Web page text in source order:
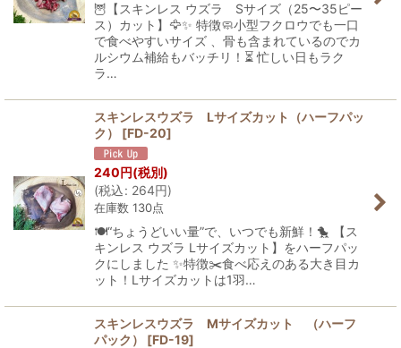
🦉【スキンレス ウズラ Sサイズ（25〜35ピー
ス）カット】🦅✨ 特徴🧼小型フクロウでも一口
で食べやすいサイズ 、骨も含まれているのでカ
ルシウム補給もバッチリ！⏳ 忙しい日もラク
ラ…
スキンレスウズラ Lサイズカット（ハーフパッ
ク）
[FD-20]
240円(税別)
(税込: 264円)
在庫数 130点
🍽️“ちょうどいい量”で、いつでも新鮮！🐤 【ス
キンレス ウズラ Lサイズカット】をハーフパッ
クにしました ✨特徴✂️食べ応えのある大き目カ
ット！Lサイズカットは1羽…
スキンレスウズラ Mサイズカット （ハーフ
パック）
[FD-19]